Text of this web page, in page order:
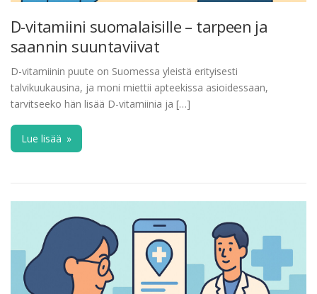
D-vitamiini suomalaisille – tarpeen ja
saannin suuntaviivat
D-vitamiinin puute on Suomessa yleistä erityisesti
talvikuukausina, ja moni miettii apteekissa asioidessaan,
tarvitseeko hän lisää D-vitamiinia ja […]
Lue lisää »